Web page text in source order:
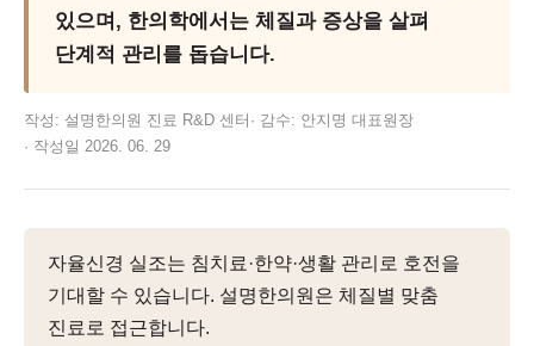
있으며, 한의학에서는 체질과 증상을 살펴
단계적 관리를 돕습니다.
작성: 설명한의원 진료 R&D 센터 · 감수: 안지명 대표원장
· 작성일 2026. 06. 29
자율신경 실조는 침치료·한약·생활 관리로 호전을
기대할 수 있습니다. 설명한의원은 체질별 맞춤
진료로 접근합니다.